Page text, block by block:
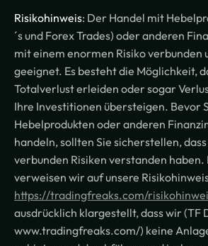
Risikohinweis: Der Handel mit
´s und Forex Trades) oder anderen
mit einem enormen Risiko verbunden
geeignet. Es besteht die Möglichkeit,
Totalverlust erleiden oder sogar
Ihre Investitionen übersteigen. Bevor
Hebelprodukten oder anderen
handeln, sollten Sie sicherstellen,
verbunden Risiken verstanden haben.
verweisen wir auf unsere
https://tradingfreaks.com/
ausdrücklich klargestellt, dass wir (TF
www.tradingfreaks.com/) keine